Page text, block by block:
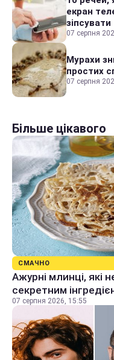
екран
зіпсувати
07 серпня
Мурахи
простих
07 серпня
Більше цікавого
СМАЧНО
Ажурні млинці, які
секретним
07 серпня 2026, 15:55